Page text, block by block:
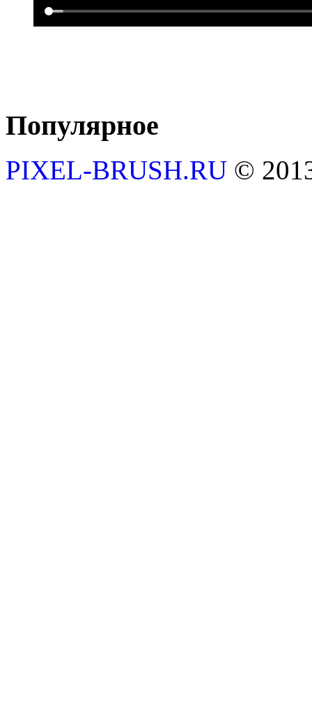
Популярное
PIXEL-BRUSH.RU ©